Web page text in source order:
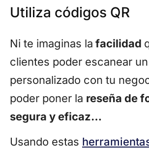
Utiliza códigos QR
Ni te imaginas la facilidad
clientes poder escanear
personalizado con tu
poder poner la reseña de
segura y eficaz…
Usando estas